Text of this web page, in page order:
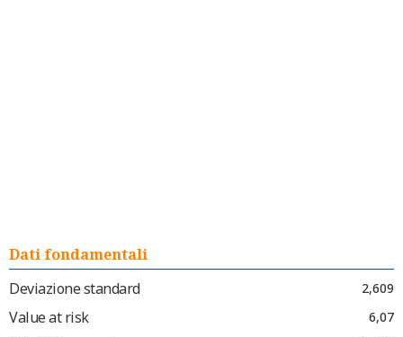
Dati fondamentali
Deviazione standard
2,609
Value at risk 6,07